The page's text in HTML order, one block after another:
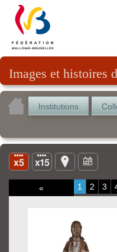
Images et histoires
Institutions
« 1 2 3